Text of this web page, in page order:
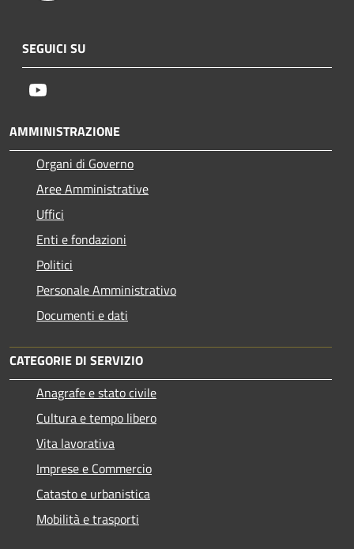
SEGUICI SU
AMMINISTRAZIONE
Organi di Governo
Aree Amministrative
Uffici
Enti e fondazioni
Politici
Personale Amministrativo
Documenti e dati
CATEGORIE DI SERVIZIO
Anagrafe e stato civile
Cultura e tempo libero
Vita lavorativa
Imprese e Commercio
Catasto e urbanistica
Mobilità e trasporti